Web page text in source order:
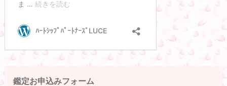
鑑定お申込みフォーム